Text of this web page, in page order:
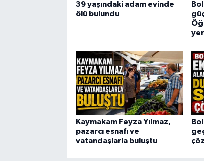
39 yaşındaki adam evinde
ölü bulundu
Kaymakam Feyza Yılmaz,
pazarcı esnafı ve
vatandaşlarla buluştu